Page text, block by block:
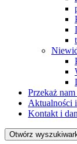
Przekaż
Aktualności i
Kontakt i
Otwórz